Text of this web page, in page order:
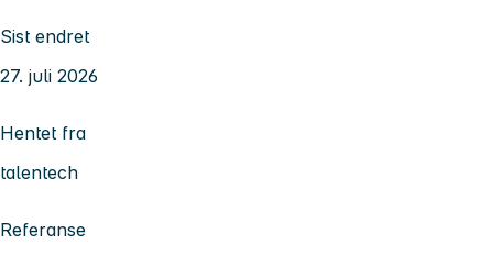
Sist endret
27. juli 2026
Hentet fra
talentech
Referanse